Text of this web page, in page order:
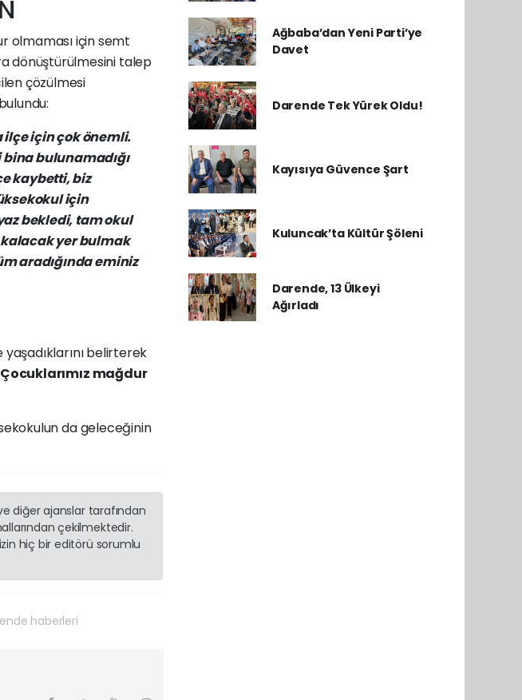
olmaması için semt
dönüştürülmesini talep
çözülmesi
ilçe için çok önemli.
bulunamadığı
kaybetti, biz
için
bekledi, tam okul
yer bulmak
aradığında eminiz
belirterek
mağdur
da geleceğinin
diğer ajanslar tarafından
çekilmektedir.
hiç bir editörü sorumlu
haberleri
Ağbaba’dan Yeni Parti’ye
Davet
Darende Tek Yürek Oldu!
Kayısıya Güvence Şart
Kuluncak’ta Kültür Şöleni
Darende, 13 Ülkeyi
Ağırladı